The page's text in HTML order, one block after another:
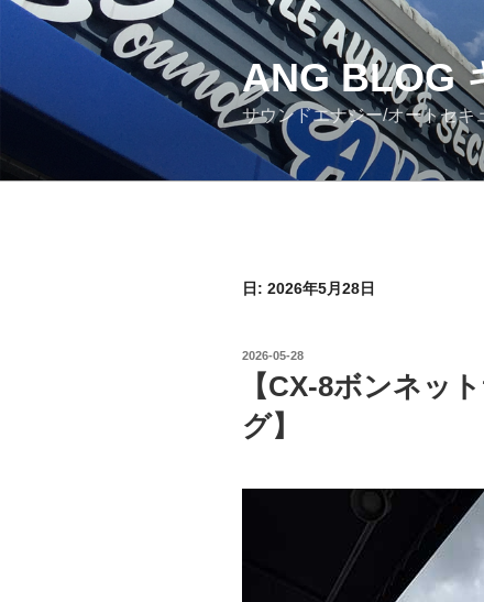
ン
ス
ANG BLOG
サウンドエナジー/オートセキ
日: 2026年5月28日
投
2026-05-28
【CX-8ボンネッ
グ】